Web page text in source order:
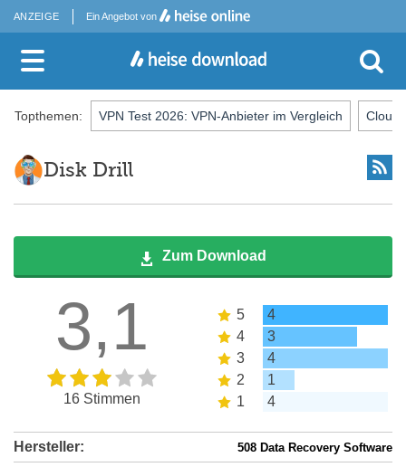
ANZEIGE Ein Angebot von
Topthemen: VPN Test 2026: VPN-Anbieter im Vergleich
Disk Drill
Zum Download
3,1
16 Stimmen
5
4
4
3
3
4
2
1
1
4
Hersteller: 508 Data Recovery Software